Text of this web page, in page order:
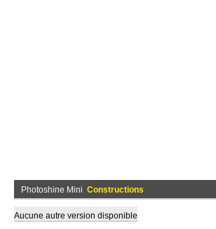
Photoshine Mini Constructions
Aucune autre version disponible